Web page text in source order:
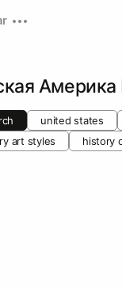
Америка
united states
art styles
history